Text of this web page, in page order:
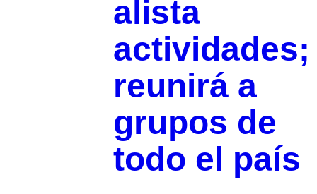
alista
actividades;
reunirá a
grupos de
todo el país